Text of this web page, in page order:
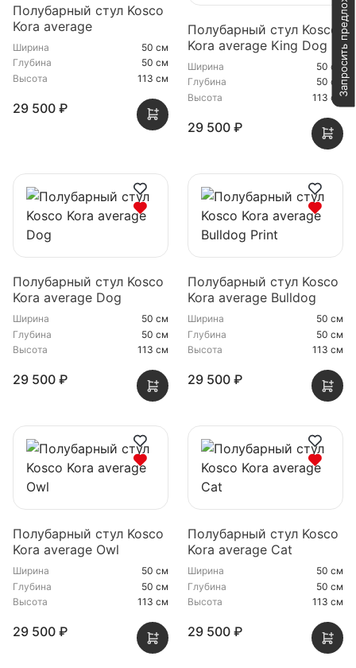
Полубарный стул Kosco
Kora average
Ширина
50 см
Глубина
50 см
Высота
113 см
29 500 ₽
Полубарный стул Kosco
Kora average King Dog
Ширина
50 см
Глубина
50 см
Высота
113 см
29 500 ₽
Полубарный стул Kosco
Kora average Dog
Ширина
50 см
Глубина
50 см
Высота
113 см
29 500 ₽
Полубарный стул Kosco
Kora average Bulldog
Print
Ширина
50 см
Глубина
50 см
Высота
113 см
29 500 ₽
Полубарный стул Kosco
Kora average Owl
Ширина
50 см
Глубина
50 см
Высота
113 см
29 500 ₽
Полубарный стул Kosco
Kora average Cat
Ширина
50 см
Глубина
50 см
Высота
113 см
29 500 ₽
Запросить предложение